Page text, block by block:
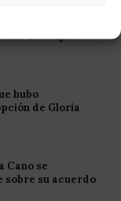
para
de brujas:
hubo
de Gloria
Cano se
sobre su acuerdo